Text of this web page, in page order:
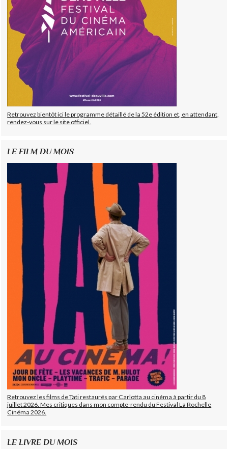
Retrouvez bientôt ici le programme détaillé de la 52e édition et, en attendant,
rendez-vous sur le site officiel.
LE FILM DU MOIS
Retrouvez les films de Tati restaurés par Carlotta au cinéma à partir du 8
juillet 2026. Mes critiques dans mon compte-rendu du Festival La Rochelle
Cinéma 2026.
LE LIVRE DU MOIS